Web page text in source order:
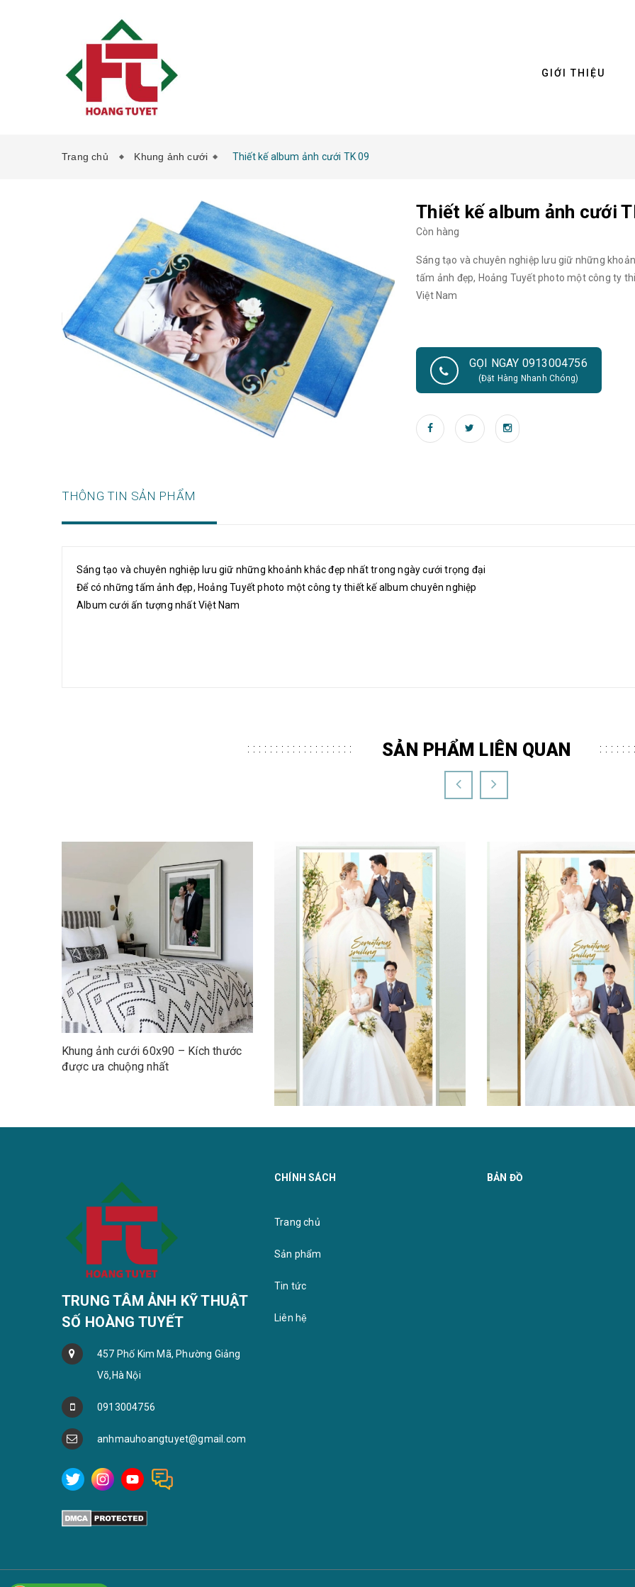
GIỚI THIỆU
Trang chủ Khung ảnh cưới Thiết kế album ảnh cưới TK 09
Thiết kế album ảnh cưới
Còn hàng
Sáng tạo và chuyên nghiệp lưu giữ những
tấm ảnh đẹp, Hoảng Tuyết photo một công ty
Việt Nam
GỌI NGAY 0913004756
(Đặt Hàng Nhanh Chóng)
THÔNG TIN SẢN PHẨM
Sáng tạo và chuyên nghiệp lưu giữ những khoảnh khắc đẹp nhất trong ngày cưới trọng đại
Để có những tấm ảnh đẹp, Hoảng Tuyết photo một công ty thiết kế album chuyên nghiệp
Album cưới ấn tượng nhất Việt Nam
SẢN PHẨM LIÊN QUAN
Khung ảnh cưới 60x90 – Kích thước
được ưa chuộng nhất
TRUNG TÂM ẢNH KỸ THUẬT
SỐ HOÀNG TUYẾT
457 Phố Kim Mã, Phường Giảng
Võ,Hà Nội
0913004756
anhmauhoangtuyet@gmail.com
CHÍNH SÁCH
Trang chủ
Sản phẩm
Tin tức
Liên hệ
BẢN ĐỒ